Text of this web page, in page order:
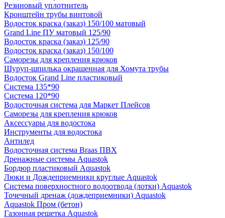
Резиновый уплотнитель
Кронштейн трубы винтовой
Водосток краска (заказ) 150/100 матовый
Grand Line ПУ матовый 125/90
Водосток краска (заказ) 125/90
Водосток краска (заказ) 150/100
Саморезы для крепления крюков
Шуруп-шпилька окрашенная для Хомута трубы
Водосток Grand Line пластиковый
Система 135*90
Система 120*90
Водосточная система для Маркет Плейсов
Саморезы для крепления крюков
Аксессуары для водостока
Инструменты для водостока
Антилед
Водосточная система Braas ПВХ
Дренажные системы Aquastok
Бордюр пластиковый Aquastok
Люки и Дождеприемники круглые Aquastok
Система поверхностного водоотвода (лотки) Aquastok
Точечный дренаж (дождеприемники) Aquastok
Aquastok Пром (бетон)
Газонная решетка Aquastok